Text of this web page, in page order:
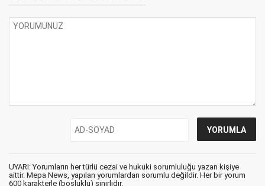
UYARI: Yorumların her türlü cezai ve hukuki sorumluluğu yazan kişiye
aittir. Mepa News, yapılan yorumlardan sorumlu değildir. Her bir yorum
600 karakterle (boşluklu) sınırlıdır.